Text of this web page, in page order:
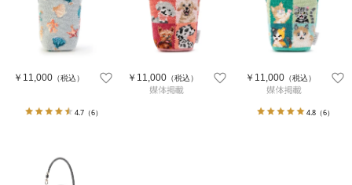
￥11,000（税込）
4.7（6）
￥11,000 （税込） ￥11,000（税込）
4.8 （6）